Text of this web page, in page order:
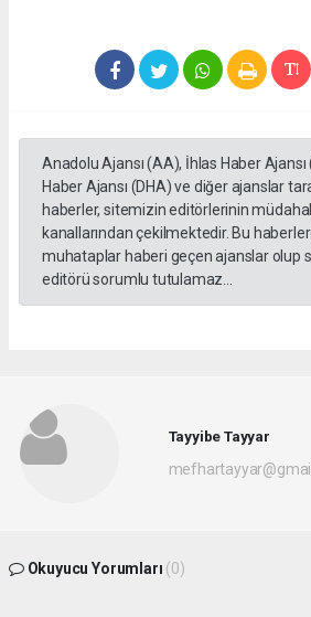
Anadolu Ajansı (AA), İhlas Haber
Haber Ajansı (DHA) ve diğer ajanslar
haberler, sitemizin editörlerinin
kanallarından çekilmektedir. Bu
muhataplar haberi geçen ajanslar olup
editörü sorumlu tutulamaz...
Tayyibe Tayyar
Okuyucu Yorumları (0)